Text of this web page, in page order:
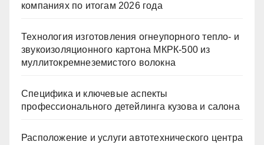
компаниях по итогам 2026 года
Технология изготовления огнеупорного тепло- и
звукоизоляционного картона МКРК-500 из
муллитокремнеземистого волокна
Специфика и ключевые аспекты
профессионального детейлинга кузова и салона
Расположение и услуги автотехнического центра